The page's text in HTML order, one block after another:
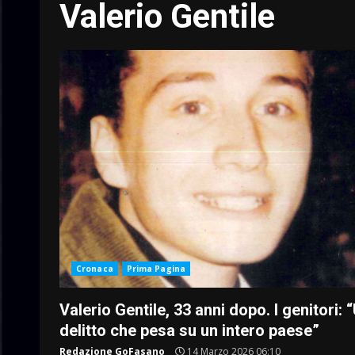
Valerio Gentile
Cronaca Prima Pagina
Valerio Gentile, 33 anni dopo. I genitori:
delitto che pesa su un intero paese”
Redazione GoFasano 14 Marzo 2026 06:10